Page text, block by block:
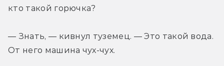
кто такой горючка?
— Знать, — кивнул туземец. — Это такой вода.
От него машина чух-чух.